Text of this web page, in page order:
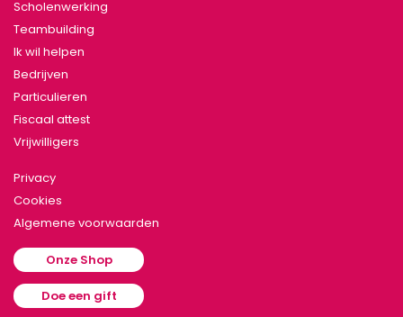
Scholenwerking
Teambuilding
Ik wil helpen
Bedrijven
Particulieren
Fiscaal attest
Vrijwilligers
Privacy
Cookies
Algemene voorwaarden
Onze Shop
Doe een gift